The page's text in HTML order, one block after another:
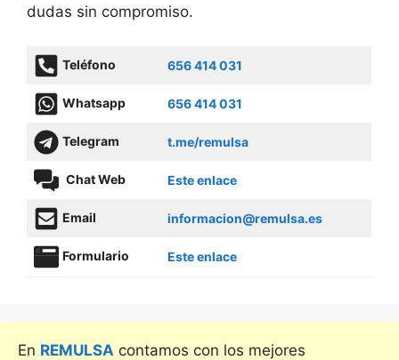
dudas sin compromiso.
Teléfono 656 414 031
Whatsapp 656 414 031
Telegram t.me/remulsa
Chat Web Este enlace
Email informacion@remulsa.es
Formulario Este enlace
En REMULSA contamos con los mejores